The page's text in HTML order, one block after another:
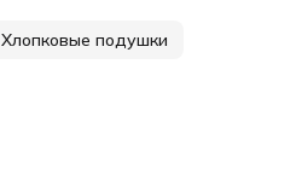
Хлопковые подушки